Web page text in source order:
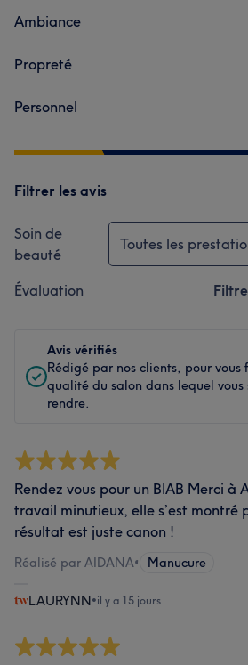
Ambiance
Propreté
Personnel
Filtrer les avis
Soin de
beauté
Toutes les
Évaluation
Avis vérifiés
Rédigé par nos clients, pour
qualité du salon dans lequel vous
rendre.
Rendez vous pour un BIAB Merci à
travail minutieux, elle s’est montré
résultat est juste canon !
Réalisé par AIDANA• Manucure
LAURYNN•il y a 15 jours